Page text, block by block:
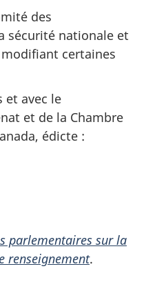
des
sécurité nationale et
certaines
et avec le
et de la Chambre
édicte :
parlementaires sur la
renseignement.